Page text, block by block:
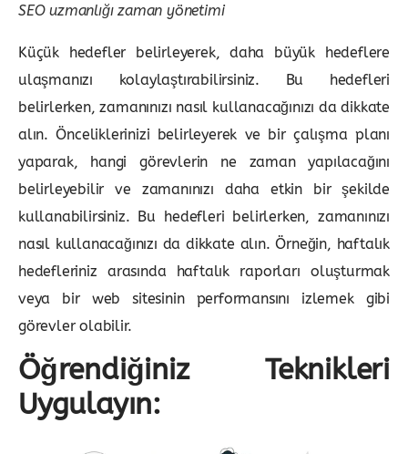
SEO uzmanlığı zaman yönetimi
Küçük hedefler belirleyerek, daha büyük hedeflere
ulaşmanızı kolaylaştırabilirsiniz. Bu hedefleri
belirlerken, zamanınızı nasıl kullanacağınızı da dikkate
alın. Önceliklerinizi belirleyerek ve bir çalışma planı
yaparak, hangi görevlerin ne zaman yapılacağını
belirleyebilir ve zamanınızı daha etkin bir şekilde
kullanabilirsiniz. Bu hedefleri belirlerken, zamanınızı
nasıl kullanacağınızı da dikkate alın. Örneğin, haftalık
hedefleriniz arasında haftalık raporları oluşturmak
veya bir web sitesinin performansını izlemek gibi
görevler olabilir.
Öğrendiğiniz Teknikleri
Uygulayın: